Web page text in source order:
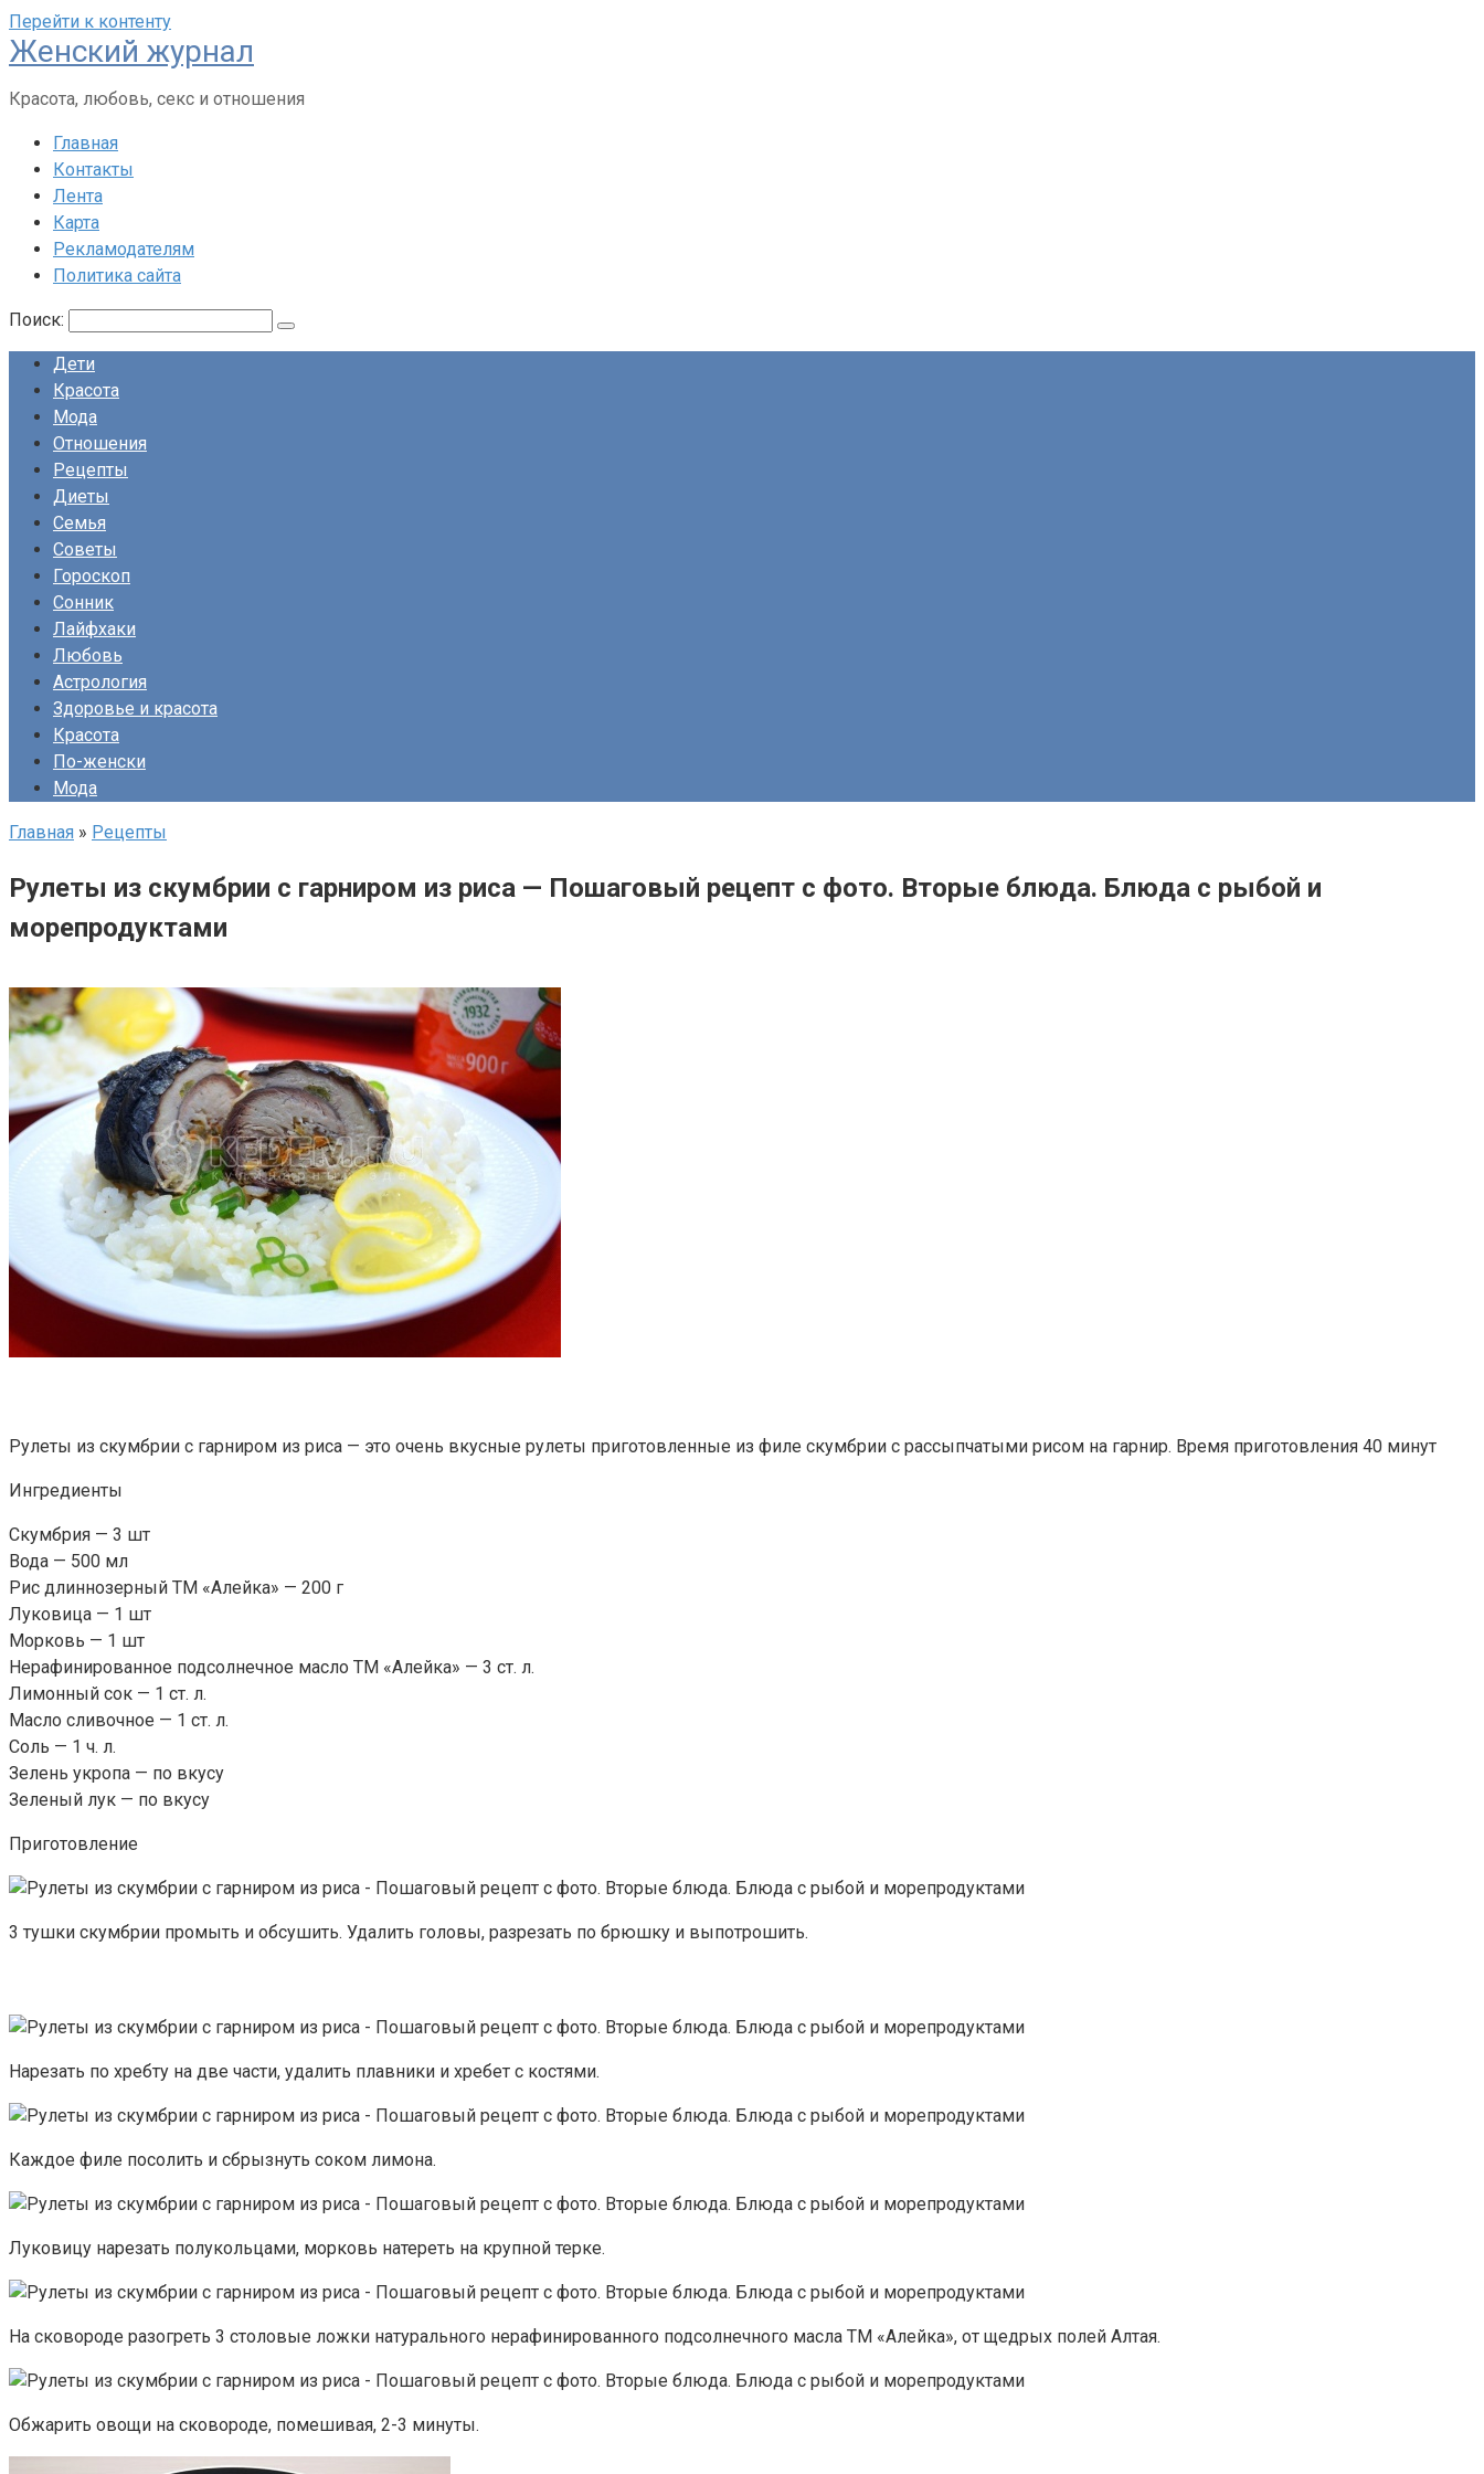
Перейти к контенту
Женский журнал
Красота, любовь, секс и отношения
Главная
Контакты
Лента
Карта
Рекламодателям
Политика сайта
Поиск:
Дети
Красота
Мода
Отношения
Рецепты
Диеты
Семья
Советы
Гороскоп
Сонник
Лайфхаки
Любовь
Астрология
Здоровье и красота
Красота
По-женски
Мода
Главная » Рецепты
Рулеты из скумбрии с гарниром из риса — Пошаговый рецепт с фото. Вторые блюда. Блюда с рыбой и
морепродуктами
Рулеты из скумбрии с гарниром из риса — это очень вкусные рулеты приготовленные из филе скумбрии с рассыпчатыми рисом на гарнир. Время приготовления 40 минут
Ингредиенты
Скумбрия — 3 шт
Вода — 500 мл
Рис длиннозерный ТМ «Алейка» — 200 г
Луковица — 1 шт
Морковь — 1 шт
Нерафинированное подсолнечное масло ТМ «Алейка» — 3 ст. л.
Лимонный сок — 1 ст. л.
Масло сливочное — 1 ст. л.
Соль — 1 ч. л.
Зелень укропа — по вкусу
Зеленый лук — по вкусу
Приготовление
3 тушки скумбрии промыть и обсушить. Удалить головы, разрезать по брюшку и выпотрошить.
Нарезать по хребту на две части, удалить плавники и хребет с костями.
Каждое филе посолить и сбрызнуть соком лимона.
Луковицу нарезать полукольцами, морковь натереть на крупной терке.
На сковороде разогреть 3 столовые ложки натурального нерафинированного подсолнечного масла ТМ «Алейка», от щедрых полей Алтая.
Обжарить овощи на сковороде, помешивая, 2-3 минуты.